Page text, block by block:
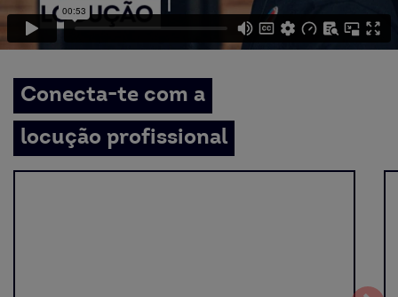
Conecta-te com a
locução profissional